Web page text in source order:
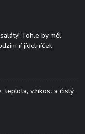
Tohle by měl
jídelníček
teplota, vlhkost a čistý